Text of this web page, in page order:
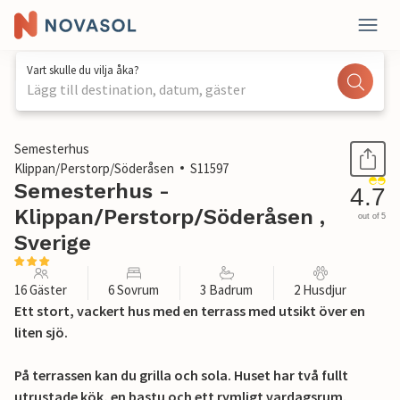
Vart skulle du vilja åka?
Lägg till destination, datum, gäster
1 / 53
Semesterhus
Klippan/Perstorp/Söderåsen
S11597
Semesterhus -
Klippan/Perstorp/Söderåsen ,
Sverige
4.7
out of 5
16 Gäster 6 Sovrum 3 Badrum 2 Husdjur
Ett stort, vackert hus med en terrass med utsikt över en
liten sjö.
På terrassen kan du grilla och sola. Huset har två fullt